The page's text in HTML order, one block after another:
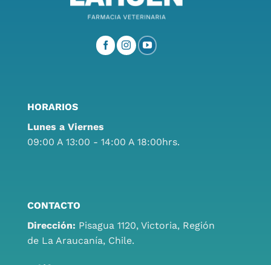
HORARIOS
Lunes a Viernes
09:00 A 13:00 - 14:00 A 18:00hrs.
CONTACTO
Dirección: Pisagua 1120, Victoria, Región
de La Araucanía, Chile.